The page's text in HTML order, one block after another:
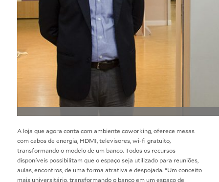
A loja que agora conta com ambiente coworking, oferece mesas
com cabos de energia, HDMI, televisores, wi-fi gratuito,
transformando o modelo de um banco. Todos os recursos
disponíveis possibilitam que o espaço seja utilizado para reuniões,
aulas, encontros, de uma forma atrativa e despojada. “Um conceito
mais universitário, transformando o banco em um espaço de